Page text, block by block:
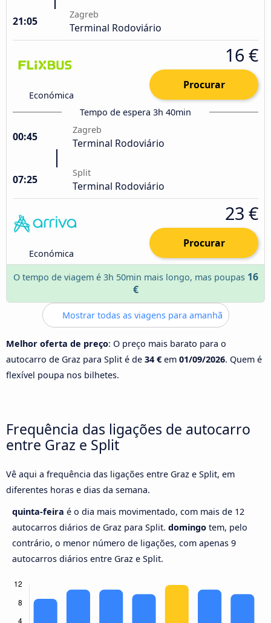
21:05
Zagreb
Terminal Rodoviário
Económica
16 €
Procurar
Tempo de espera 3h 40min
00:45
Zagreb
Terminal Rodoviário
07:25
Split
Terminal Rodoviário
Económica
23 €
Procurar
O tempo de viagem é 3h 50min mais longo, mas poupas 16
€
Mostrar todas as viagens para amanhã
Melhor oferta de preço: O preço mais barato para o
autocarro de Graz para Split é de 34 € em 01/09/2026. Quem é
flexível poupa nos bilhetes.
Frequência das ligações de autocarro
entre Graz e Split
Vê aqui a frequência das ligações entre Graz e Split, em
diferentes horas e dias da semana.
quinta-feira é o dia mais movimentado, com mais de 12
autocarros diários de Graz para Split. domingo tem, pelo
contrário, o menor número de ligações, com apenas 9
autocarros diários entre Graz e Split.